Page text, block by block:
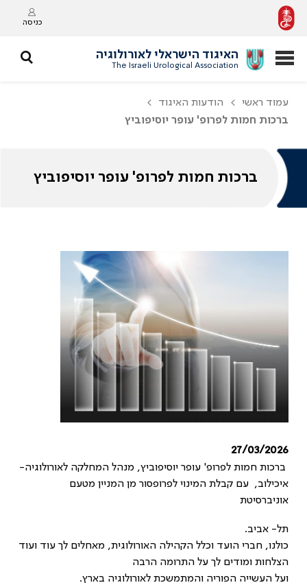
כניסה
האיגוד הישראלי לאורולוגיה
The Israeli Urological Association
עמוד ראשי
הודעות האיגוד
ברכות חמות לפרופ' עופר יוסיפוביץ
ברכות חמות לפרופ' עופר יוסיפוביץ
27/03/2026
ברכות חמות לפרופ' עופר יוסיפוביץ, מנהל המחלקה לאורולוגיה-
איכילוב, עם קבלת המינוי לפרופסור מן המניין מטעם
אוניברסיטת
תל- אביב.
כולנו, חברי הועד וכלל הקהילה האורולוגית, מאחלים לך עוד ועוד
הצלחות ומודים לך על התרומה הרבה
ועל העשייה הפוריה והמתמשכת לאורולוגיה בארץ.